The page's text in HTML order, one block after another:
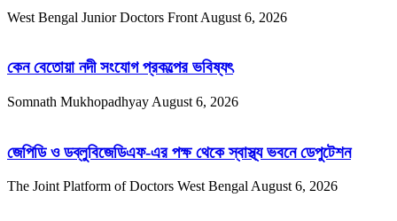
West Bengal Junior Doctors Front August 6, 2026
কেন বেতোয়া নদী সংযোগ প্রকল্পের ভবিষ্যৎ
Somnath Mukhopadhyay August 6, 2026
জেপিডি ও ডব্লুবিজেডিএফ-এর পক্ষ থেকে স্বাস্থ্য ভবনে ডেপুটেশন
The Joint Platform of Doctors West BengalAugust 6, 2026